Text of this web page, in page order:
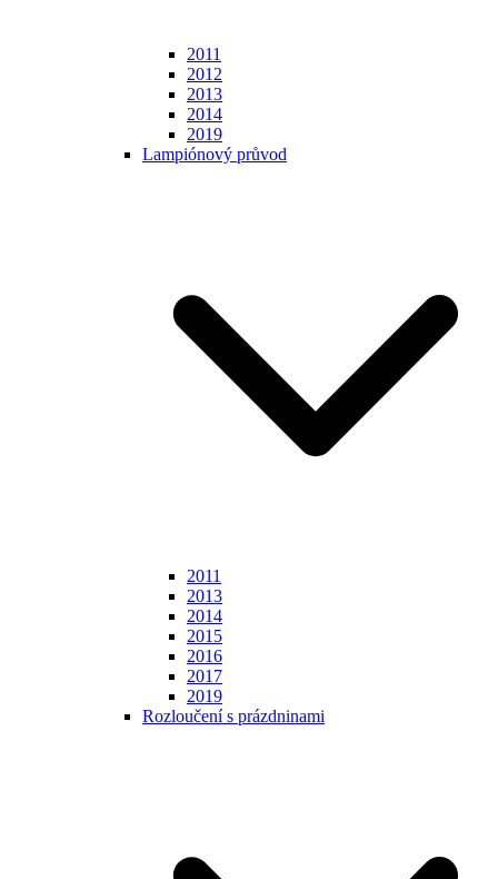
2011
2012
2013
2014
2019
Lampiónový průvod
2011
2013
2014
2015
2016
2017
2019
Rozloučení s prázdninami